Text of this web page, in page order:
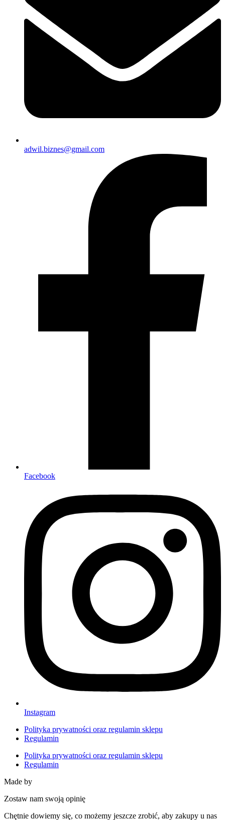
adwil.biznes@gmail.com
Facebook
Instagram
Polityka prywatności oraz regulamin sklepu
Regulamin
Polityka prywatności oraz regulamin sklepu
Regulamin
Made by
Zostaw nam swoją opinię
Chętnie dowiemy się, co możemy jeszcze zrobić, aby zakupy u nas